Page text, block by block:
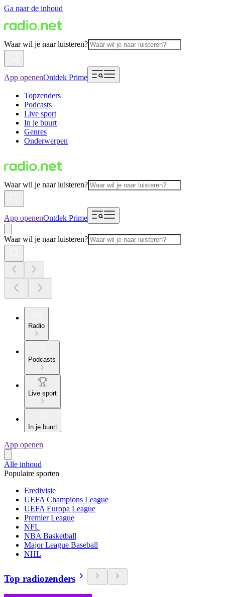
Ga naar de inhoud
Waar wil je naar luisteren?
App openenOntdek Prime
Topzenders
Podcasts
Live sport
In je buurt
Genres
Onderwerpen
Waar wil je naar luisteren?
App openenOntdek Prime
Waar wil je naar luisteren?
Radio
Podcasts
Live sport
In je buurt
App openen
Alle inhoud
Populaire sporten
Eredivisie
UEFA Champions League
UEFA Europa League
Premier League
NFL
NBA Basketball
Major League Baseball
NHL
Top radiozenders